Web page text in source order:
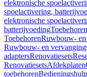
elektronische
spoelactivering,
elektronische
batterijvoedingToebehoren
ToebehorenRuwbouw- en
Ruwbouw- en
adaptersRenovatiesets
RenovatiesetsAfdekplaten
toebehorenBedieningshulp